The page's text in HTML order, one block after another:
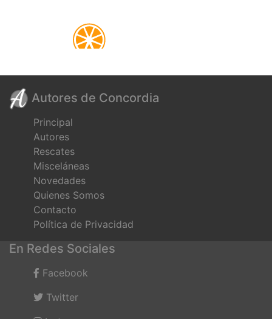
Autores de Concordia
Principal
Autores
Rescates
Misceláneas
Novedades
Quienes Somos
Contacto
Política de Privacidad
En Redes Sociales
Facebook
Twitter